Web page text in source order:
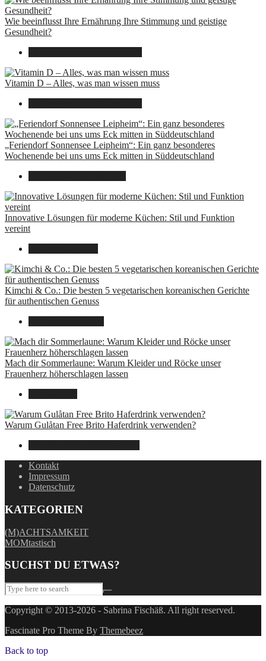
Wie beeinflusst Ihre Ernährung Ihre Stimmung und geistige
Gesundheit?
Vitamin D – Alles, was man wissen muss
„Feriendorf Sonnensee Leipheim“: Ein ganz besonderes
Wochenende bei uns ums Eck mitten in Süddeutschland
Innovative Lösungen für moderne Küchen: Stil und Funktion
vereint
Kimchi & Co.: Die besten 5 vegetarischen koreanischen Gerichte
für authentischen Genuss
Mach dir Sommerlaune: Warum Kleider und Röcke unser
Frauenherz höherschlagen lassen
Warum Gulåtan Free Brito Haferdrink verwenden?
Kontakt
Impressum
Datenschutz
KATEGORIEN
(M)ACHTSAMKEIT
MOMtastisch
SUCHST DU ETWAS?
Copyright © 2013-2026 - Sabrina Fischäß. All right reserved.
Fascinate Pro Theme By Themebeez
Back to top